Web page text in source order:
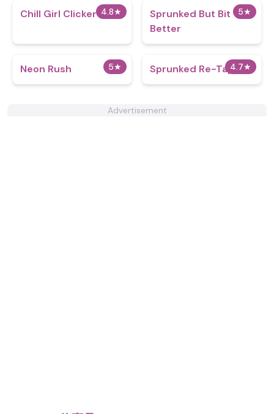
4.8★
Chill Girl Clicker 5★
Sprunked But Bit
Better
5★
Neon Rush 4.7★
Sprunked Re-Taped
Advertisement